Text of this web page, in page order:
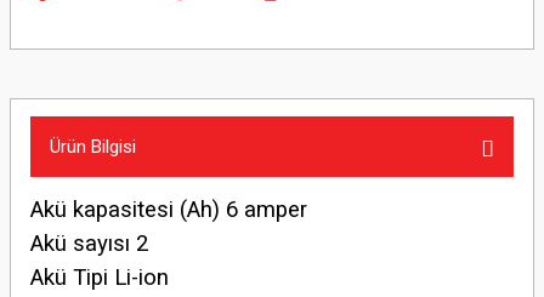
Ürün Bilgisi
Akü kapasitesi (Ah) 6 amper
Akü sayısı 2
Akü Tipi Li-ion